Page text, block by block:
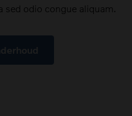
sed odio congue aliquam.